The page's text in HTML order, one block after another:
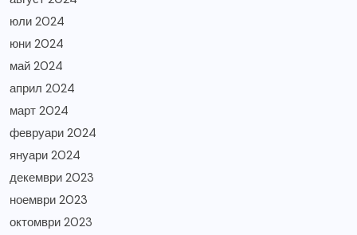
юли 2024
юни 2024
май 2024
април 2024
март 2024
февруари 2024
януари 2024
декември 2023
ноември 2023
октомври 2023